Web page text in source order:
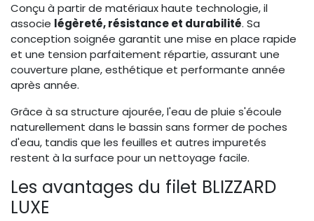
Conçu à partir de matériaux haute technologie, il
associe légèreté, résistance et durabilité. Sa
conception soignée garantit une mise en place rapide
et une tension parfaitement répartie, assurant une
couverture plane, esthétique et performante année
après année.
Grâce à sa structure ajourée, l'eau de pluie s'écoule
naturellement dans le bassin sans former de poches
d'eau, tandis que les feuilles et autres impuretés
restent à la surface pour un nettoyage facile.
Les avantages du filet BLIZZARD
LUXE